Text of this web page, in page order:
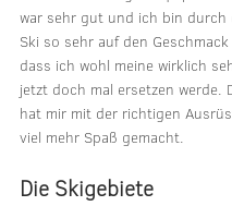
war sehr gut und ich bin durch
Ski so sehr auf den
dass ich wohl meine wirklich
jetzt doch mal ersetzen werde.
hat mir mit der richtigen
viel mehr Spaß gemacht.
Die Skigebiete